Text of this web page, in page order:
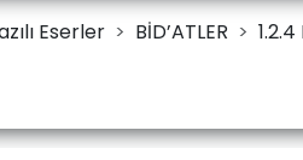
Eserler BİD’ATLER